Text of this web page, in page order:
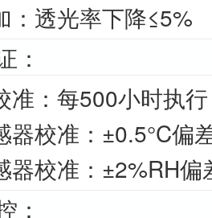
：透光率下降≤5%
：
准：每500小时执
器校准：±0.5°C偏
器校准：±2%RH偏
：